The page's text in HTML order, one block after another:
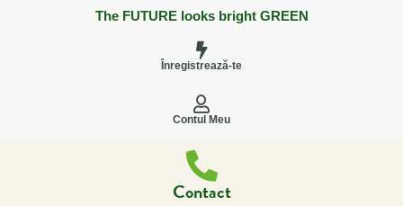
The FUTURE looks bright GREEN
Înregistrează-te
Contul Meu
Contact